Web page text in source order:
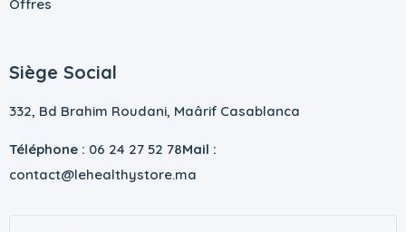
Offres
Siège Social
332, Bd Brahim Roudani, Maârif Casablanca
Téléphone : 06 24 27 52 78Mail :
contact@lehealthystore.ma